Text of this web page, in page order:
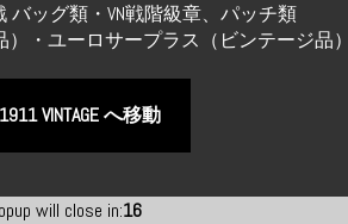
will close in:14
バッグ類・VN戦階級章、パッチ類
）・ユーロサープラス（ビンテージ品）
1911 VINTAGE へ移動